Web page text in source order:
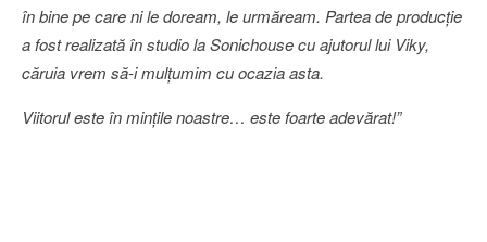
în bine pe care ni le doream, le urmăream. Partea de producţie
a fost realizată în studio la Sonichouse cu ajutorul lui Viky,
căruia vrem să-i mulţumim cu ocazia asta.
Viitorul este în minţile noastre… este foarte adevărat!”